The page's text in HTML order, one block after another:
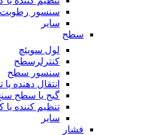
سنسور رطوبت
سایر
سطح
لول سویئچ
کنترلرسطح
سنسور سطح
انتقال دهنده
گیج یا سطح
تنظیم کننده یا
سایر
فشار